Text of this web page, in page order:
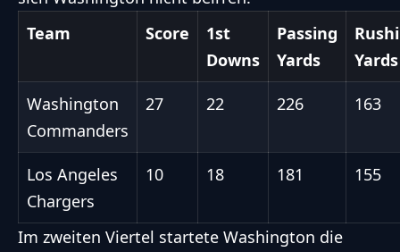
Team
Score
1st
Downs
Passing
Yards
Yards
Washington
Commanders
27 22 226 163
Los Angeles
Chargers
10 18 181 155
Im zweiten Viertel startete Washington die